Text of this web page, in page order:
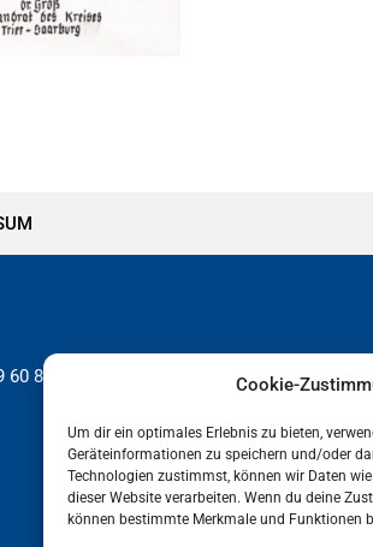
Cookie-
Um dir ein optimales Erlebnis zu bieten,
Geräteinformationen zu speichern und/oder
Technologien zustimmst, können wir Daten
dieser Website verarbeiten. Wenn du deine
können bestimmte Merkmale und Funktionen
82 · Fax: 0 67 25 / 9 98 08 70